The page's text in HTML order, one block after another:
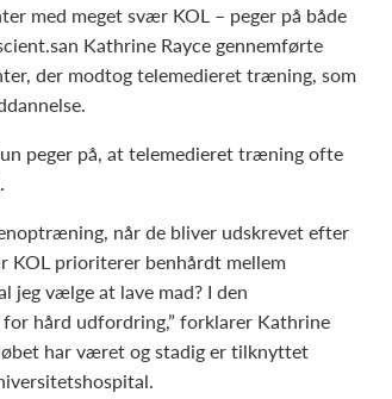
med meget svær KOL – peger på både
Kathrine Rayce gennemførte
der modtog telemedieret træning, som
peger på, at telemedieret træning ofte
når de bliver udskrevet efter
KOL prioriterer benhårdt mellem
jeg vælge at lave mad? I den
hård udfordring,” forklarer Kathrine
har været og stadig er tilknyttet